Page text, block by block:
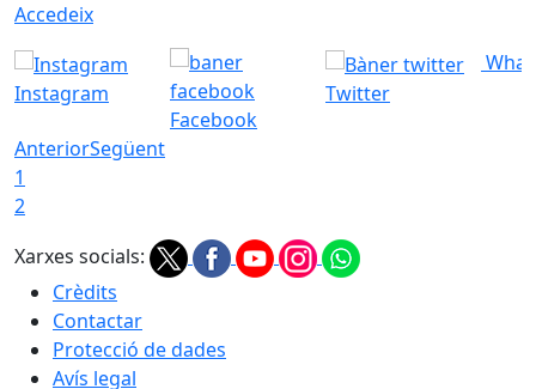
Accedeix
Instagram
Facebook
Twitter
AnteriorSegüent
1
2
Xarxes socials:
Crèdits
Contactar
Protecció de dades
Avís legal